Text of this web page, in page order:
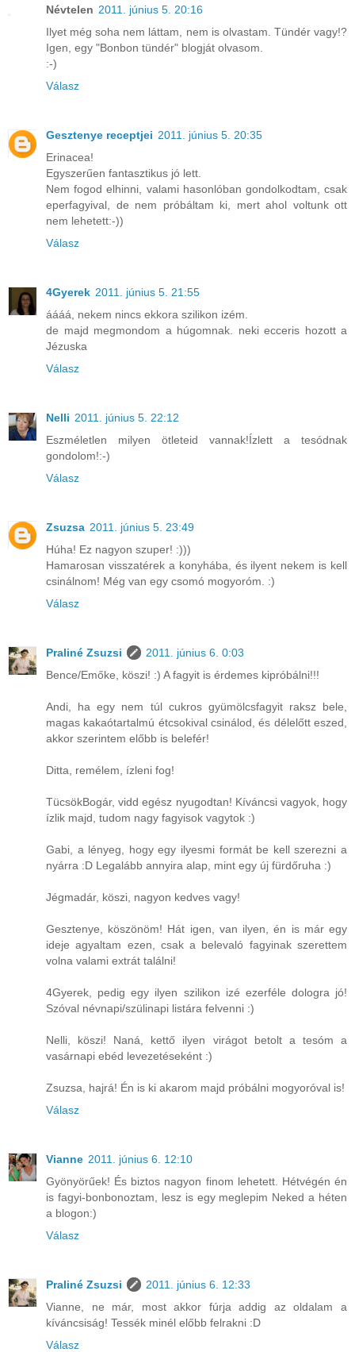
Névtelen 2011. június 5. 20:16
Ilyet még soha nem láttam, nem is olvastam. Tündér vagy!?
Igen, egy "Bonbon tündér" blogját olvasom.
:-)
Válasz
Gesztenye receptjei 2011. június 5. 20:35
Erinacea!
Egyszerűen fantasztikus jó lett.
Nem fogod elhinni, valami hasonlóban gondolkodtam, csak
eperfagyival, de nem próbáltam ki, mert ahol voltunk ott
nem lehetett:-))
Válasz
4Gyerek 2011. június 5. 21:55
áááá, nekem nincs ekkora szilikon izém.
de majd megmondom a húgomnak. neki ecceris hozott a
Jézuska
Válasz
Nelli 2011. június 5. 22:12
Eszméletlen milyen ötleteid vannak!Ízlett a tesódnak
gondolom!:-)
Válasz
Zsuzsa 2011. június 5. 23:49
Húha! Ez nagyon szuper! :)))
Hamarosan visszatérek a konyhába, és ilyent nekem is kell
csinálnom! Még van egy csomó mogyoróm. :)
Válasz
Praliné Zsuzsi
2011. június 6. 0:03
Bence/Emőke, köszi! :) A fagyit is érdemes kipróbálni!!!
Andi, ha egy nem túl cukros gyümölcsfagyit raksz bele,
magas kakaótartalmú étcsokival csinálod, és délelőtt eszed,
akkor szerintem előbb is belefér!
Ditta, remélem, ízleni fog!
TücsökBogár, vidd egész nyugodtan! Kíváncsi vagyok, hogy
ízlik majd, tudom nagy fagyisok vagytok :)
Gabi, a lényeg, hogy egy ilyesmi formát be kell szerezni a
nyárra :D Legalább annyira alap, mint egy új fürdőruha :)
Jégmadár, köszi, nagyon kedves vagy!
Gesztenye, köszönöm! Hát igen, van ilyen, én is már egy
ideje agyaltam ezen, csak a belevaló fagyinak szerettem
volna valami extrát találni!
4Gyerek, pedig egy ilyen szilikon izé ezerféle dologra jó!
Szóval névnapi/szülinapi listára felvenni :)
Nelli, köszi! Naná, kettő ilyen virágot betolt a tesóm a
vasárnapi ebéd levezetéseként :)
Zsuzsa, hajrá! Én is ki akarom majd próbálni mogyoróval is!
Válasz
Vianne 2011. június 6. 12:10
Gyönyörűek! És biztos nagyon finom lehetett. Hétvégén én
is fagyi-bonbonoztam, lesz is egy meglepim Neked a héten
a blogon:)
Válasz
Praliné Zsuzsi
2011. június 6. 12:33
Vianne, ne már, most akkor fúrja addig az oldalam a
kíváncsiság! Tessék minél előbb felrakni :D
Válasz